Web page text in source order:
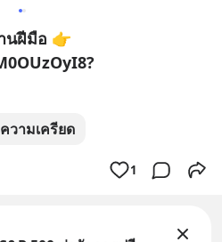
นฝีมือ 👉
ความเครียด
1